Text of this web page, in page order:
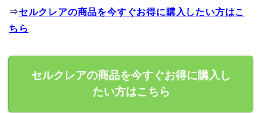
⇒セルクレアの商品を今すぐお得に購入したい方はこ
ちら
セルクレアの商品を今すぐお得に購入し
たい方はこちら